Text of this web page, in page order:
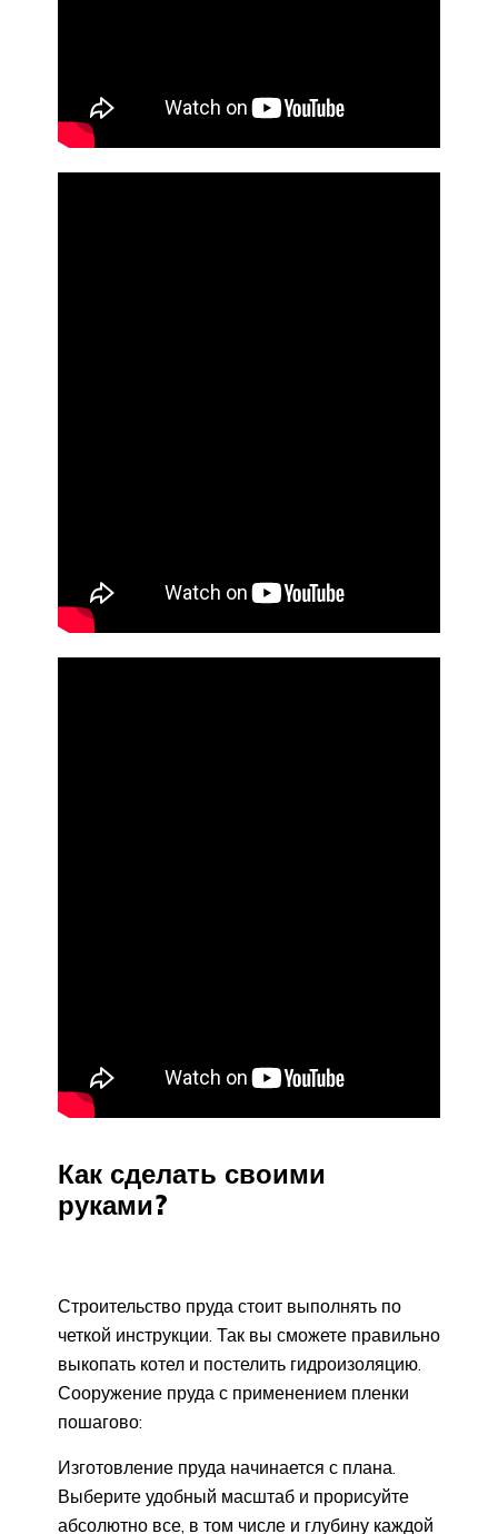
Как сделать своими
руками?
Строительство пруда стоит выполнять по
четкой инструкции. Так вы сможете правильно
выкопать котел и постелить гидроизоляцию.
Сооружение пруда с применением пленки
пошагово:
Изготовление пруда начинается с плана.
Выберите удобный масштаб и прорисуйте
абсолютно все, в том числе и глубину каждой